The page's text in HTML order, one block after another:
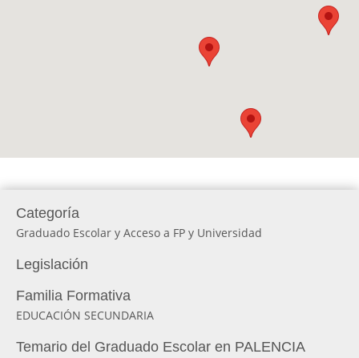
Categoría
Graduado Escolar y Acceso a FP y Universidad
Legislación
Familia Formativa
EDUCACIÓN SECUNDARIA
Temario del Graduado Escolar en PALENCIA